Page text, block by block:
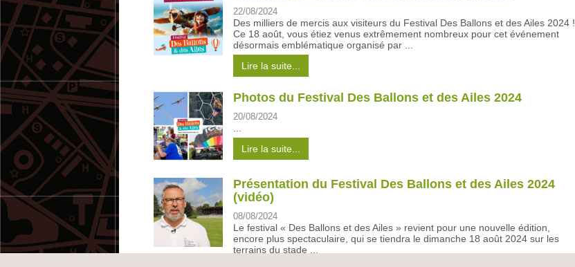
22/08/2024
Des milliers de mercis aux visiteurs du Festival Des Ballons et des Ailes 2024 !
Ce 18 août, vous étiez venus extrêmement nombreux pour cet événement
désormais emblématique organisé par ...
Lire la suite...
Photos du Festival Des Ballons et des Ailes 2024
20/08/2024
Lire la suite...
Présentation du Festival Des Ballons et des Ailes 2024
(vidéo)
08/08/2024
Le festival « Des Ballons et des Ailes » revient pour une nouvelle édition,
encore plus spectaculaire, qui se tiendra le dimanche 18 août 2024 sur les
terrains du stade ...